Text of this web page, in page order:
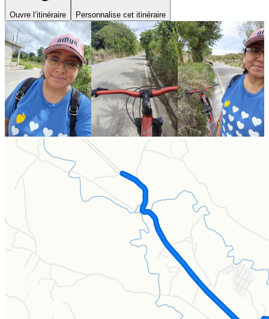
Ouvre l’itinéraire Personnalise cet itinéraire